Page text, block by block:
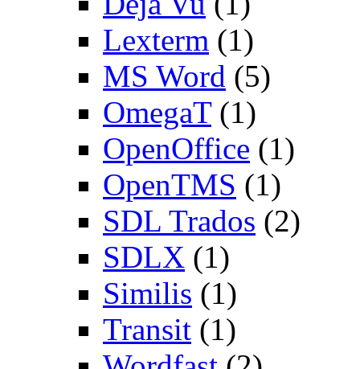
Lexterm (1)
MS Word (5)
OmegaT(1)
OpenOffice (1)
OpenTMS (1)
SDL Trados (2)
SDLX (1)
Similis (1)
Transit (1)